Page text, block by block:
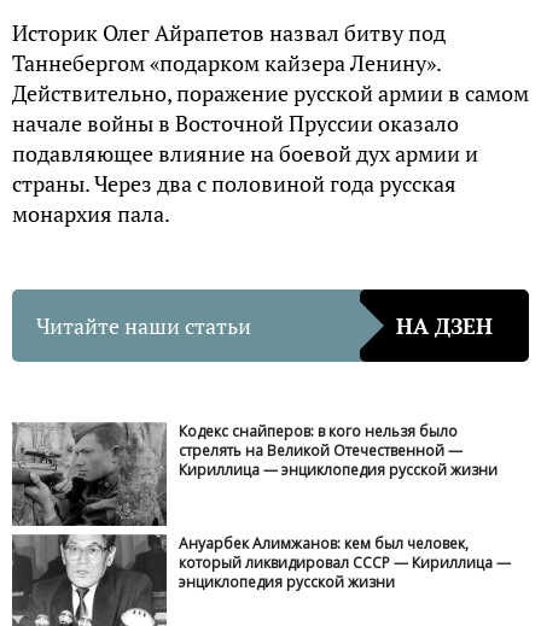
Историк Олег Айрапетов назвал битву под
Таннебергом «подарком кайзера Ленину».
Действительно, поражение русской армии в самом
начале войны в Восточной Пруссии оказало
подавляющее влияние на боевой дух армии и
страны. Через два с половиной года русская
монархия пала.
Читайте наши статьи НА ДЗЕН
Кодекс снайперов: в кого нельзя было
стрелять на Великой Отечественной —
Кириллица — энциклопедия русской жизни
Ануарбек Алимжанов: кем был человек,
который ликвидировал СССР — Кириллица —
энциклопедия русской жизни